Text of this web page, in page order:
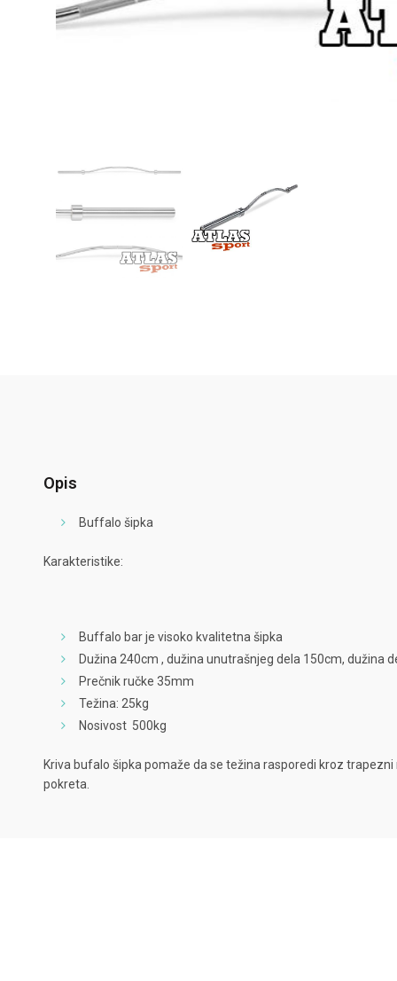
Opis
Buffalo šipka
Karakteristike:
Buffalo bar je visoko kvalitetna šipka
Dužina 240cm , dužina unutrašnjeg dela 150cm, dužina
Prečnik ručke 35mm
Težina: 25kg
Nosivost 500kg
Kriva bufalo šipka pomaže da se težina rasporedi kroz
pokreta.